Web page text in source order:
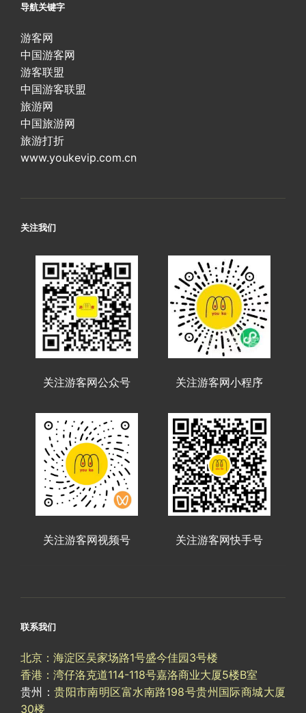
导航关键字
游客网
中国游客网
游客联盟
中国游客联盟
旅游网
中国旅游网
旅游打折
www.youkevip.com.cn
关注我们
关注游客网公众号 关注游客网小程序
关注游客网视频号 关注游客网快手号
联系我们
北京：海淀区吴家场路1号盛今佳园3号楼
香港：湾仔洛克道114-118号嘉洛商业大厦5楼B室
贵州：贵阳市南明区富水南路198号贵州国际商城大厦
30楼